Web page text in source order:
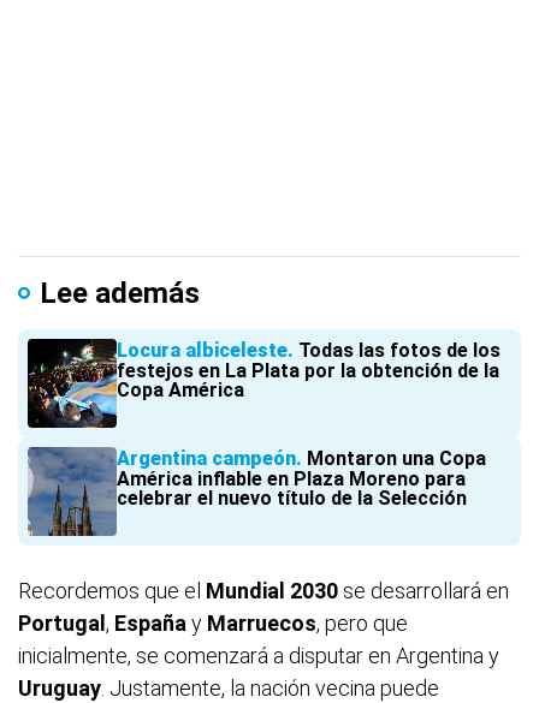
Lee además
Locura albiceleste Todas las fotos de los
festejos en La Plata por la obtención de la
Copa América
Argentina campeón
Montaron una Copa
América inflable en Plaza Moreno para
celebrar el nuevo título de la Selección
Recordemos que el Mundial 2030 se desarrollará en
Portugal , Españay Marruecos, pero que
inicialmente, se comenzará a disputar en Argentina y
Uruguay. Justamente, la nación vecina puede